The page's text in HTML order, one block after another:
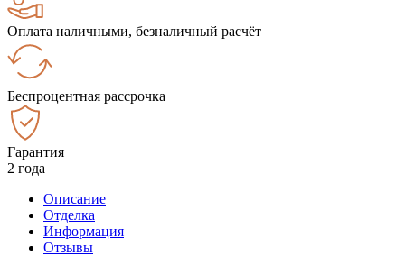
Оплата наличными, безналичный расчёт
Беспроцентная рассрочка
Гарантия
2 года
Описание
Отделка
Информация
Отзывы